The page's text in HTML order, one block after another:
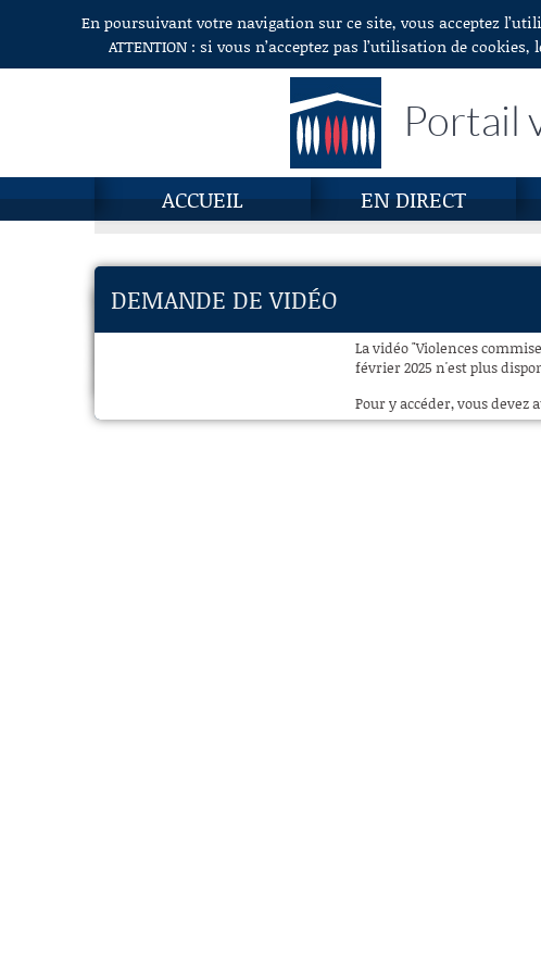
Aller au contenuEn poursuivant votre navigation sur ce site, vous acceptez
ATTENTION : si vous n’acceptez pas l’utilisation de
Portail
ACCUEIL EN DIRECT
DEMANDE DE VIDÉO
La vidéo "Violences
février 2025 n'est plus
Pour y accéder, vous